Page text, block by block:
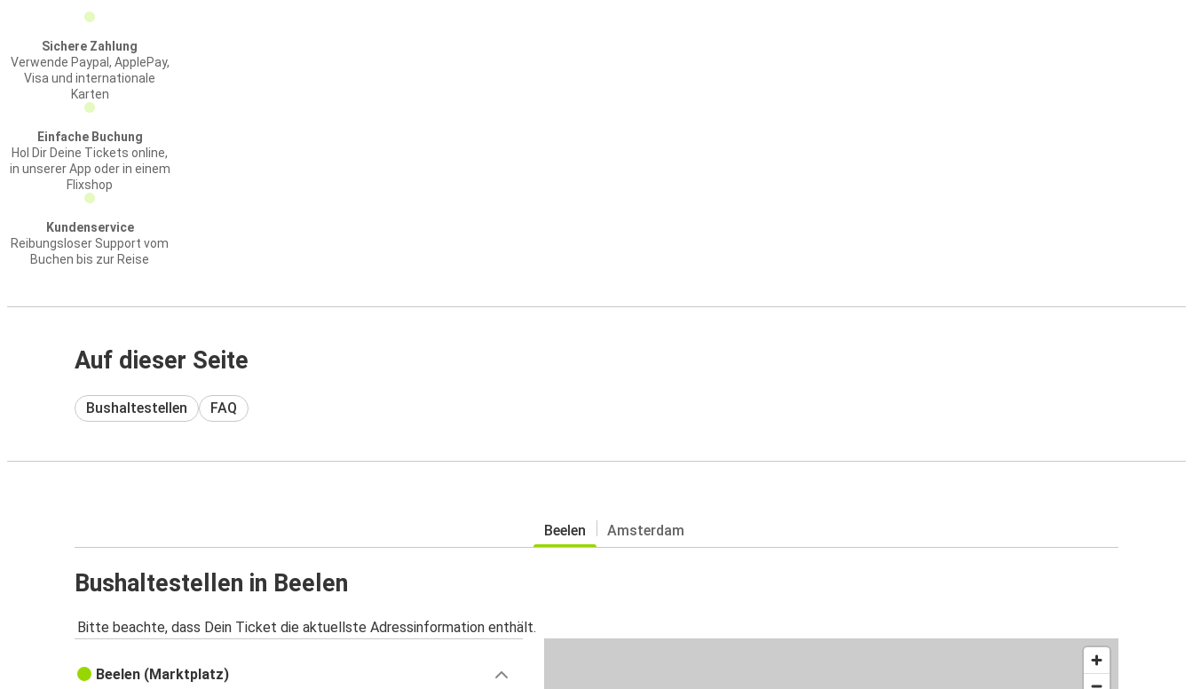
Sichere Zahlung
Verwende Paypal, ApplePay,
Visa und internationale
Karten
Einfache Buchung
Hol Dir Deine Tickets online,
in unserer App oder in einem
Flixshop
Kundenservice
Reibungsloser Support vom
Buchen bis zur Reise
Auf dieser Seite
Bushaltestellen FAQ
Beelen Amsterdam
Bushaltestellen in Beelen
Bitte beachte, dass Dein Ticket die aktuellste Adressinformation enthält.
Beelen (Marktplatz)